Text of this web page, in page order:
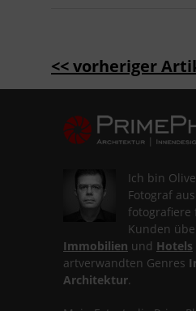
<< vorheriger
Ich bin
Fotograf
fotografiere
Kunden
Immobilien und Hotels
artverwandten Genres
Architektur.